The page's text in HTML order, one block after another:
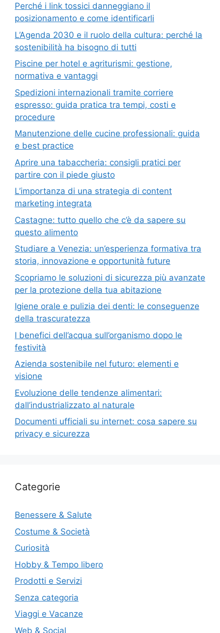
Perché i link tossici danneggiano il
posizionamento e come identificarli
L’Agenda 2030 e il ruolo della cultura: perché la
sostenibilità ha bisogno di tutti
Piscine per hotel e agriturismi: gestione,
normativa e vantaggi
Spedizioni internazionali tramite corriere
espresso: guida pratica tra tempi, costi e
procedure
Manutenzione delle cucine professionali: guida
e best practice
Aprire una tabaccheria: consigli pratici per
partire con il piede giusto
L’importanza di una strategia di content
marketing integrata
Castagne: tutto quello che c’è da sapere su
questo alimento
Studiare a Venezia: un’esperienza formativa tra
storia, innovazione e opportunità future
Scopriamo le soluzioni di sicurezza più avanzate
per la protezione della tua abitazione
Igiene orale e pulizia dei denti: le conseguenze
della trascuratezza
I benefici dell’acqua sull’organismo dopo le
festività
Azienda sostenibile nel futuro: elementi e
visione
Evoluzione delle tendenze alimentari:
dall’industrializzato al naturale
Documenti ufficiali su internet: cosa sapere su
privacy e sicurezza
Categorie
Benessere & Salute
Costume & Società
Curiosità
Hobby & Tempo libero
Prodotti e Servizi
Senza categoria
Viaggi e Vacanze
Web & Social